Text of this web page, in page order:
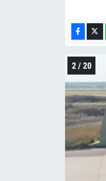
2 / 20